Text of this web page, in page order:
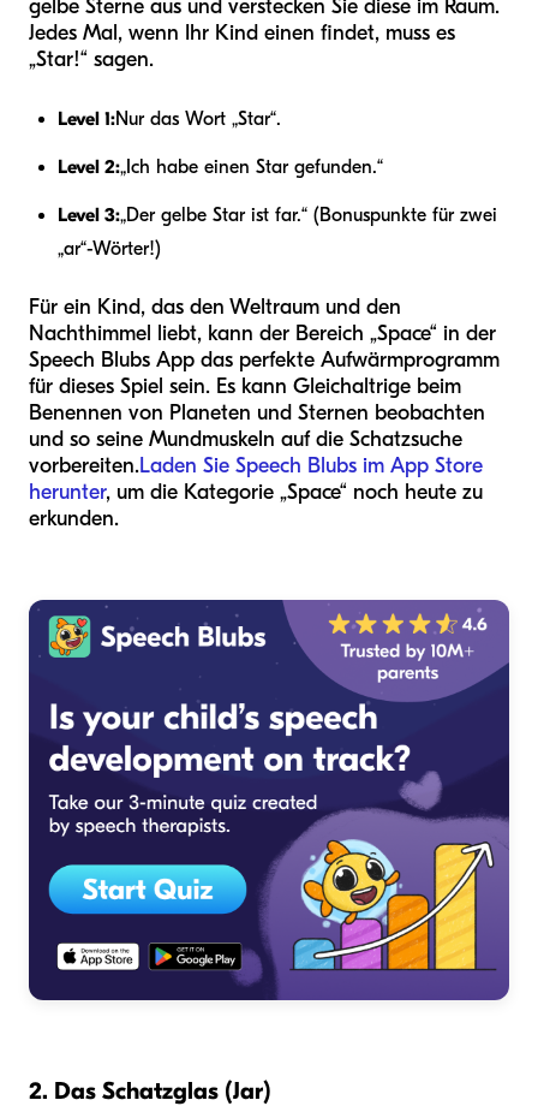
gelbe Sterne aus und verstecken Sie diese im Raum.
Jedes Mal, wenn Ihr Kind einen findet, muss es
„Star!“ sagen.
Level 1:Nur das Wort „Star“.
Level 2:„Ich habe einen Star gefunden.“
Level 3:„Der gelbe Star ist far.“ (Bonuspunkte für zwei
„ar“-Wörter!)
Für ein Kind, das den Weltraum und den
Nachthimmel liebt, kann der Bereich „Space“ in der
Speech Blubs App das perfekte Aufwärmprogramm
für dieses Spiel sein. Es kann Gleichaltrige beim
Benennen von Planeten und Sternen beobachten
und so seine Mundmuskeln auf die Schatzsuche
vorbereiten.Laden Sie Speech Blubs im App Store
herunter, um die Kategorie „Space“ noch heute zu
erkunden.
2. Das Schatzglas (Jar)